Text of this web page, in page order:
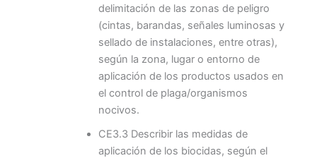
delimitación de las zonas de peligro
(cintas, barandas, señales luminosas y
sellado de instalaciones, entre otras),
según la zona, lugar o entorno de
aplicación de los productos usados en
el control de plaga/organismos
nocivos.
CE3.3 Describir las medidas de
aplicación de los biocidas, según el